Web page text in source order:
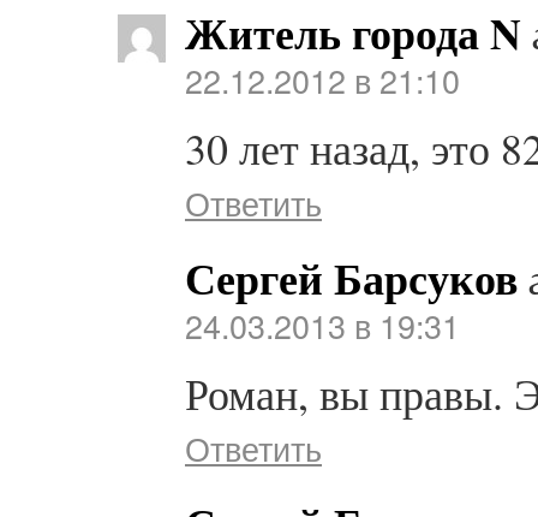
Житель города N
22.12.2012 в 21:10
30 лет назад, это
Ответить
Сергей Барсуков
24.03.2013 в 19:31
Роман, вы правы.
Ответить